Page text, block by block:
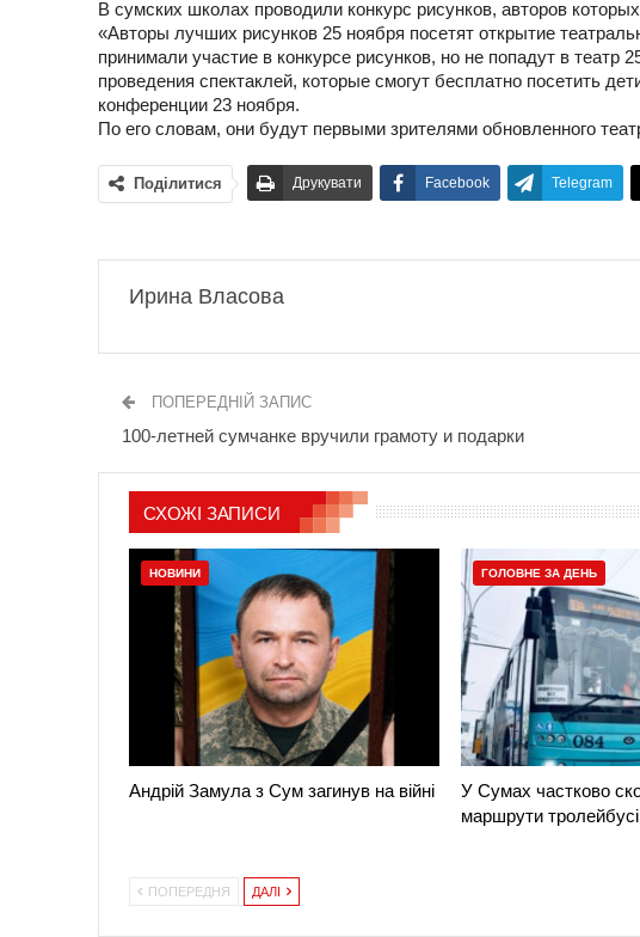
В сумских школах проводили конкурс рисунков, авторов
«Авторы лучших рисунков 25 ноября посетят открытие
принимали участие в конкурсе рисунков, но не попадут в театр
проведения спектаклей, которые смогут бесплатно посетить
конференции 23 ноября.
По его словам, они будут первыми зрителями обновленного
Поділитися Друкувати Facebook Telegram
Ирина Власова
ПОПЕРЕДНІЙ ЗАПИС
100-летней сумчанке вручили грамоту и подарки
СХОЖІ ЗАПИСИ
НОВИНИ
Андрій Замула з Сум загинув на війні
ГОЛОВНЕ ЗА ДЕНЬ
У Сумах частково
маршрути
ПОПЕРЕДНЯ ДАЛІ